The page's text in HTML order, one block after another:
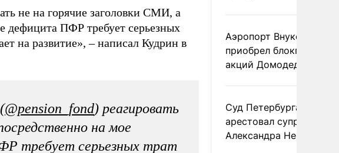
не на горячие заголовки СМИ, а
дефицита ПФР требует серьезных
на развитие», – написал Кудрин в
@pension_fond) реагировать
на мое
требует серьезных трат
Аэропорт Внуково
приобрел блокпакет
акций Домодедово
Суд Петербурга заочно
арестовал супругу
Александра Невзорова